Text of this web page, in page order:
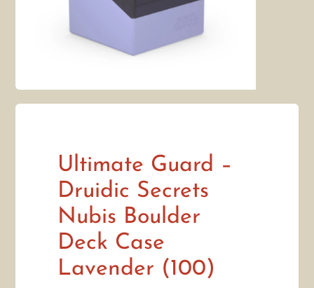
Ultimate Guard –
Druidic Secrets
Nubis Boulder
Deck Case
Lavender (100)